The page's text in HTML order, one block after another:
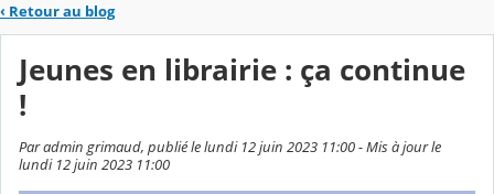
‹ Retour au blog
Jeunes en librairie : ça continue
!
Par admin grimaud, publié le lundi 12 juin 2023 11:00 - Mis à jour le
lundi 12 juin 2023 11:00